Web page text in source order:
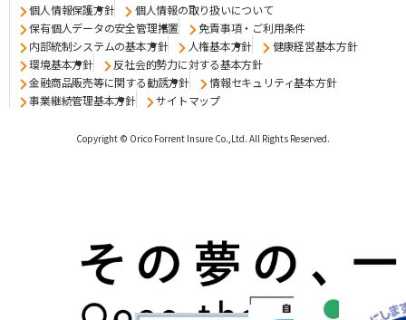
個人情報保護方針
個人情報の取り扱いについて
保有個人データの安全管理措置
免責事項・ご利用条件
内部統制システムの基本方針
人権基本方針
健康経営基本方針
環境基本方針
反社会的勢力に対する基本方針
金融商品販売等に関する勧誘方針
情報セキュリティ基本方針
事業継続管理基本方針
サイトマップ
Copyright © Orico Forrent Insure Co.,Ltd. All Rights Reserved.